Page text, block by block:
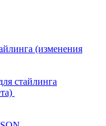
(изменения
стайлинга